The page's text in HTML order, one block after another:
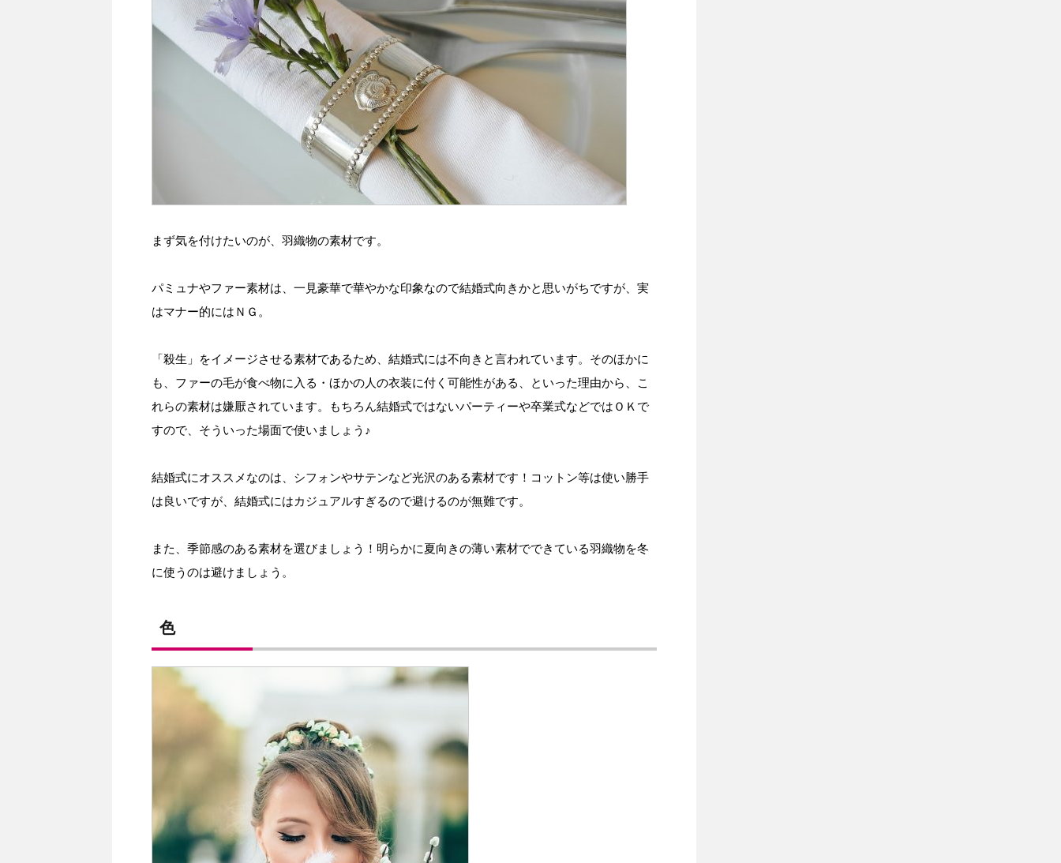
まず気を付けたいのが、羽織物の素材です。
パミュナやファー素材は、一見豪華で華やかな印象なので結婚式向きかと思いがちですが、実
はマナー的にはＮＧ。
「殺生」をイメージさせる素材であるため、結婚式には不向きと言われています。そのほかに
も、ファーの毛が食べ物に入る・ほかの人の衣装に付く可能性がある、といった理由から、こ
れらの素材は嫌厭されています。もちろん結婚式ではないパーティーや卒業式などではＯＫで
すので、そういった場面で使いましょう♪
結婚式にオススメなのは、シフォンやサテンなど光沢のある素材です！コットン等は使い勝手
は良いですが、結婚式にはカジュアルすぎるので避けるのが無難です。
また、季節感のある素材を選びましょう！明らかに夏向きの薄い素材でできている羽織物を冬
に使うのは避けましょう。
色